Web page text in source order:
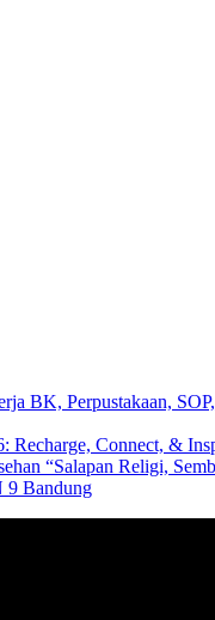
BK, Perpustakaan,
Recharge, Connect, &
“Salapan Religi,
9 Bandung